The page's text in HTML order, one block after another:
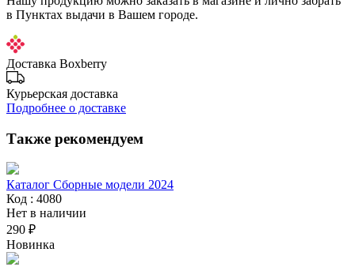
в Пунктах выдачи в Вашем городе.
Доставка Boxberry
Курьерская доставка
Подробнее о доставке
Также рекомендуем
Каталог Сборные модели 2024
Код : 4080
Нет в наличии
290 ₽
Новинка